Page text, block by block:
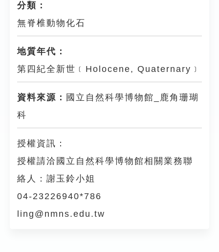
分類：
無脊椎動物化石
地質年代：
第四紀全新世﹝Holocene, Quaternary﹞
資料來源： 國立自然科學博物館_鹿角珊瑚
科
授權資訊：
授權請洽國立自然科學博物館相關業務聯
絡人：謝玉鈴小姐
04-23226940*786
ling@nmns.edu.tw